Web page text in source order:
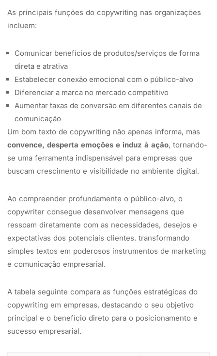
As principais funções do copywriting nas organizações
incluem:
Comunicar benefícios de produtos/serviços de forma
direta e atrativa
Estabelecer conexão emocional com o público-alvo
Diferenciar a marca no mercado competitivo
Aumentar taxas de conversão em diferentes canais de
comunicação
Um bom texto de copywriting não apenas informa, mas
convence, desperta emoções e induz à ação, tornando-
se uma ferramenta indispensável para empresas que
buscam crescimento e visibilidade no ambiente digital.
Ao compreender profundamente o público-alvo, o
copywriter consegue desenvolver mensagens que
ressoam diretamente com as necessidades, desejos e
expectativas dos potenciais clientes, transformando
simples textos em poderosos instrumentos de marketing
e comunicação empresarial.
A tabela seguinte compara as funções estratégicas do
copywriting em empresas, destacando o seu objetivo
principal e o benefício direto para o posicionamento e
sucesso empresarial.